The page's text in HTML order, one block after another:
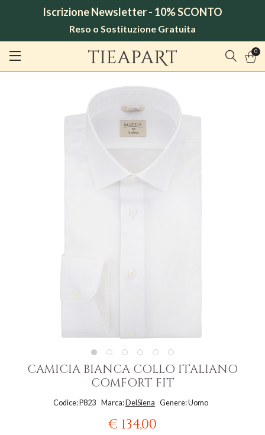
Iscrizione Newsletter - 10% SCONTO
Reso o Sostituzione Gratuita
0
CAMICIA BIANCA COLLO ITALIANO
COMFORT FIT
Codice: P823 Marca: DelSiena Genere: Uomo
€ 134,00